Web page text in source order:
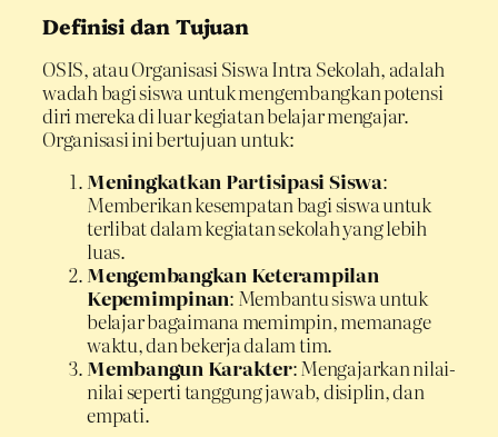
Definisi dan Tujuan
OSIS, atau Organisasi Siswa Intra Sekolah, adalah
wadah bagi siswa untuk mengembangkan potensi
diri mereka di luar kegiatan belajar mengajar.
Organisasi ini bertujuan untuk:
Meningkatkan Partisipasi Siswa:
Memberikan kesempatan bagi siswa untuk
terlibat dalam kegiatan sekolah yang lebih
luas.
Mengembangkan Keterampilan
Kepemimpinan: Membantu siswa untuk
belajar bagaimana memimpin, memanage
waktu, dan bekerja dalam tim.
Membangun Karakter: Mengajarkan nilai-
nilai seperti tanggung jawab, disiplin, dan
empati.